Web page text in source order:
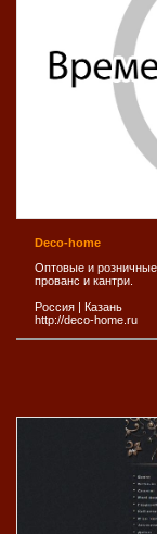
Deco-home
Оптовые и
прованс и кантри.
Россия
Казань
http://deco-home.ru